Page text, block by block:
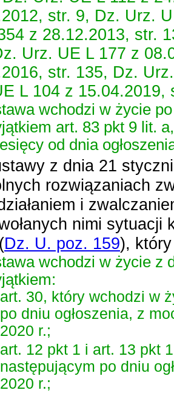
str. 9, Dz. Urz.
z 28.12.2013, str.
Urz. UE L 177 z
str. 135, Dz.
L 104 z 15.04.2019,
wchodzi w życie
art. 83 pkt 9 lit.
od dnia
z dnia 21
rozwiązaniach
i
nimi
Dz. U. poz. 159),
wchodzi w życie z
art. 30, który wchodzi w
po dniu ogłoszenia, z
2020 r.;
art. 12 pkt 1 i art. 13 pkt
następującym po dniu
2020 r.;